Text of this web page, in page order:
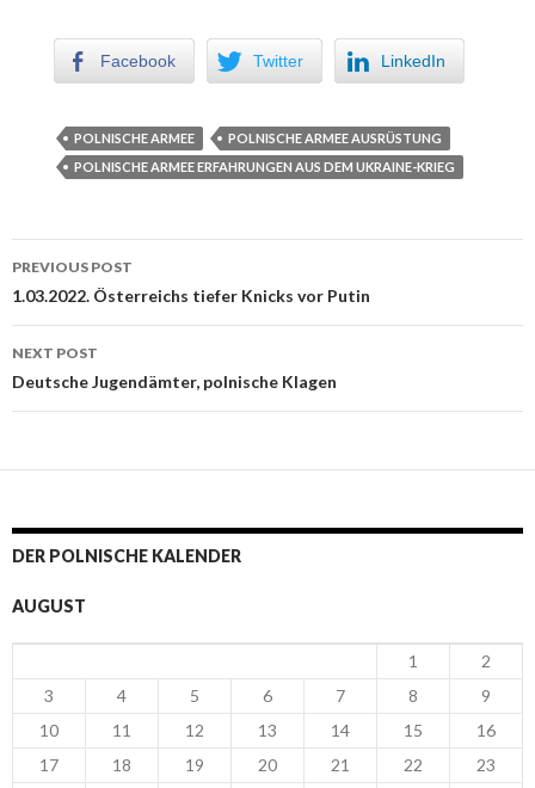
Facebook Twitter LinkedIn
POLNISCHE ARMEE
POLNISCHE ARMEE AUSRÜSTUNG
POLNISCHE ARMEE ERFAHRUNGEN AUS DEM UKRAINE-KRIEG
Post navigation
PREVIOUS POST
1.03.2022. Österreichs tiefer Knicks vor Putin
NEXT POST
Deutsche Jugendämter, polnische Klagen
DER POLNISCHE KALENDER
AUGUST
1
2
3
4 5 6 7 8
9
10
11 12 13 14 15
16
17
18 19 20 21 22
23